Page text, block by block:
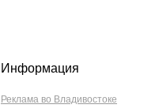
Информация
Реклама во Владивостоке